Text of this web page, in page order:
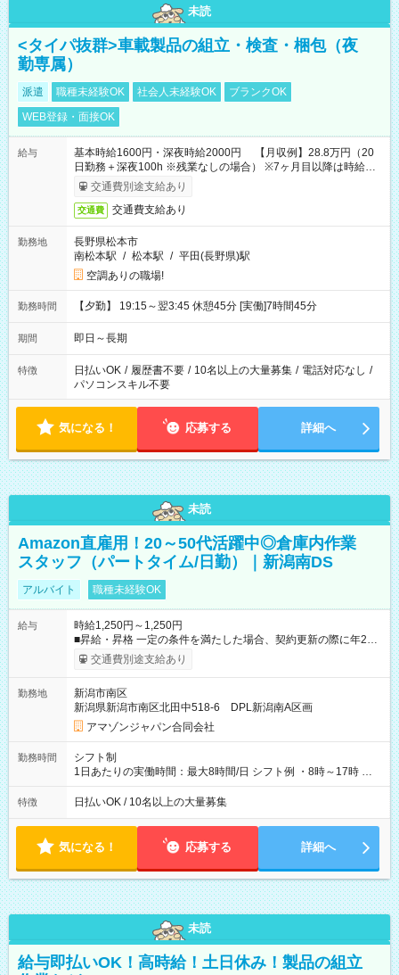
未読
<タイパ抜群>車載製品の組立・検査・梱包（夜
勤専属）
派遣 職種未経験OK 社会人未経験OK
ブランクOK
WEB登録・面接OK
給与
基本時給1600円・深夜時給2000円 【月収例】28.8万円（20
日勤務＋深夜100h ※残業なしの場合） ※7ヶ月目以降は時給
1230円・深夜時給1538円となります。
交通費別途支給あり
交通費 交通費支給あり
勤務地
長野県松本市
南松本駅 / 松本駅 / 平田(長野県)駅
空調ありの職場!
勤務時間 【夕勤】 19:15～翌3:45 休憩45分 [実働]7時間45分
期間 即日～長期
特徴 日払いOK / 履歴書不要 / 10名以上の大量募集 / 電話対応なし /
パソコンスキル不要
気になる！ 応募する 詳細へ
未読
Amazon直雇用！20～50代活躍中◎倉庫内作業
スタッフ（パートタイム/日勤）｜新潟南DS
アルバイト 職種未経験OK
給与
時給1,250円～1,250円
■昇給・昇格 一定の条件を満たした場合、契約更新の際に年2回
まで昇給の機会があります。 ■正社員登用制度あり ※月末締/翌
月25日支払い ※時間外手当、別途支給 ※深夜割増賃金 (22:00～
☆Amazon直雇用で安定して働けます！ 【試用期間】試用期間
あり 試用期間の長さ：1週間 雇用形態、給与は本採用時と同じ
です。
交通費別途支給あり
勤務地
新潟市南区
新潟県新潟市南区北田中518-6 DPL新潟南A区画
アマゾンジャパン合同会社
勤務時間
シフト制
1日あたりの実働時間：最大8時間/日 シフト例 ・8時～17時 ・
12時～21時
特徴 日払いOK / 10名以上の大量募集
気になる！ 応募する 詳細へ
未読
給与即払いOK！高時給！土日休み！製品の組立